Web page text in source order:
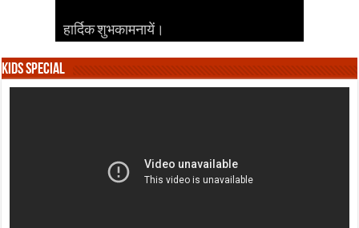
हार्दिक शुभकामनायें।
हार्दिक शुभकामनायें।
हार्दिक शुभकामनायें।
हार्दिक शुभकामनायें।
हार्दिक शुभकामनायें।
Kids Special